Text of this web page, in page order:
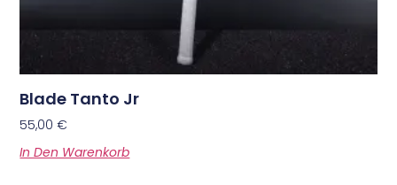
Blade Tanto Jr
55,00€
In Den Warenkorb